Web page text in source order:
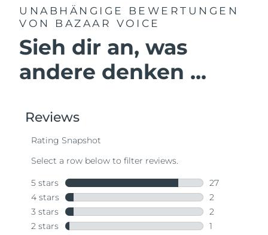
UNABHÄNGIGE BEWERTUNGEN
VON BAZAAR VOICE
Sieh dir an, was
andere denken ...